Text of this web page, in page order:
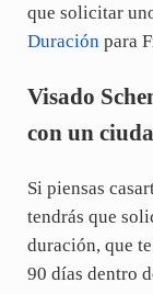
que solicitar
Duración para
Visado
con un
Si piensas
tendrás que
duración, que
90 días dentro